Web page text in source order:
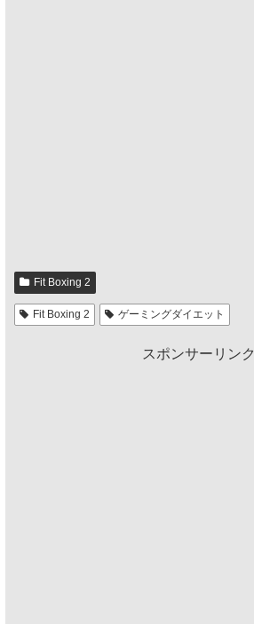
Fit Boxing 2
Fit Boxing 2 ゲーミングダイエット
スポンサーリンク